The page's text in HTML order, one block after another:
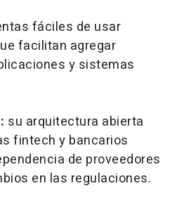
fáciles de usar
facilitan agregar
y sistemas
su arquitectura abierta
fintech y bancarios
de proveedores
en las regulaciones.